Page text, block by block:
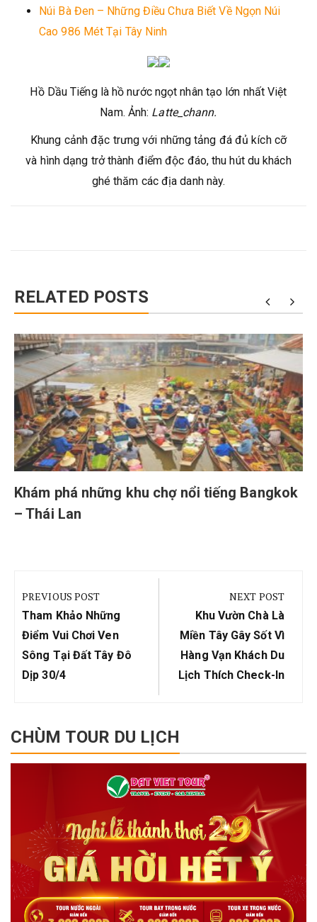
Núi Bà Đen – Những Điều Chưa Biết Về Ngọn Núi
Cao 986 Mét Tại Tây Ninh
Hồ Dầu Tiếng là hồ nước ngọt nhân tạo lớn nhất Việt
Nam. Ảnh: Latte_chann.
Khung cảnh đặc trưng với những tảng đá đủ kích cỡ
và hình dạng trở thành điểm độc đáo, thu hút du khách
ghé thăm các địa danh này.
RELATED POSTS
Khám phá những khu chợ nổi tiếng Bangkok
– Thái Lan
hướng
bài
viết
PREVIOUS POST
Previous
Post:
Tham Khảo Những
Điểm Vui Chơi Ven
Sông Tại Đất Tây Đô
Dịp 30/4
NEXT POST
Next
Post:
Khu Vườn Chà Là
Miền Tây Gây Sốt Vì
Hàng Vạn Khách Du
Lịch Thích Check-In
CHÙM TOUR DU LỊCH